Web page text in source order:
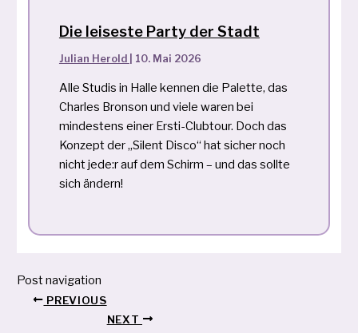
Die leiseste Party der Stadt
Julian Herold 10. Mai 2026
Alle Studis in Halle kennen die Palette, das
Charles Bronson und viele waren bei
mindestens einer Ersti-Clubtour. Doch das
Konzept der „Silent Disco“ hat sicher noch
nicht jede:r auf dem Schirm – und das sollte
sich ändern!
Post navigation
PREVIOUS
NEXT